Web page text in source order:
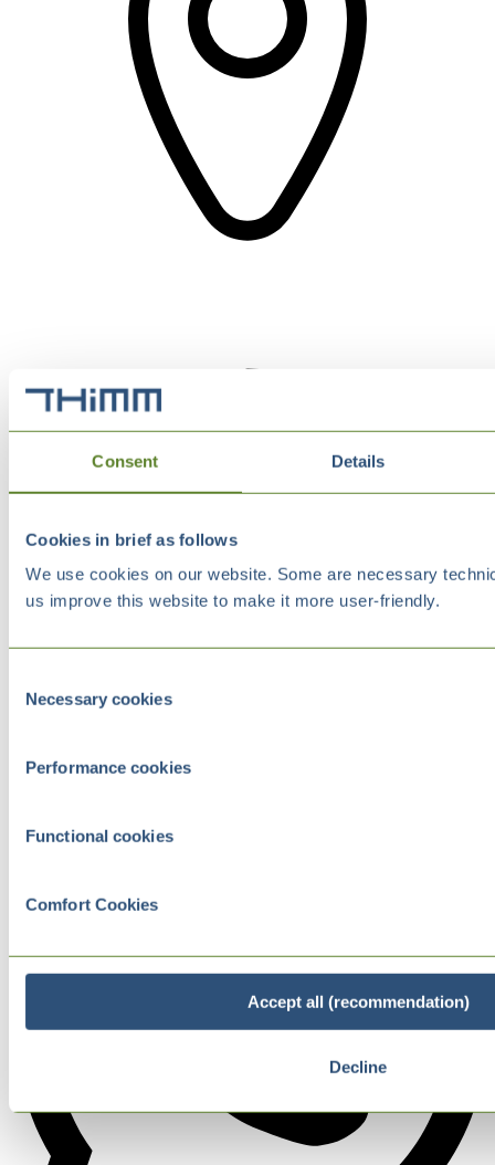
Consent Details
Cookies in brief as follows
We use cookies on our website. Some are necessary
us improve this website to make it more user-friendly.
Selection
Necessary cookies
Performance cookies
Functional cookies
Comfort Cookies
Accept all (recommendation)
Decline